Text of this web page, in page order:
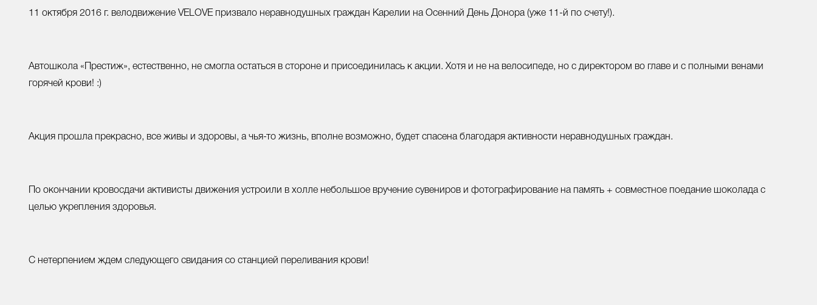
11 октября 2016 г. велодвижение VELOVE призвало неравнодушных граждан Карелии на Осенний День Донора (уже 11-й по счету!).
Автошкола «Престиж», естественно, не смогла остаться в стороне и присоединилась к акции. Хотя и не на велосипеде, но с директором во главе и с полными венами
горячей крови! :)
Акция прошла прекрасно, все живы и здоровы, а чья-то жизнь, вполне возможно, будет спасена благодаря активности неравнодушных граждан.
По окончании кровосдачи активисты движения устроили в холле небольшое вручение сувениров и фотографирование на память + совместное поедание шоколада с
целью укрепления здоровья.
С нетерпением ждем следующего свидания со станцией переливания крови!